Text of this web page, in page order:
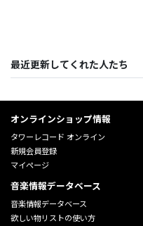
最近更新してくれた人たち
オンラインショップ情報
タワーレコード オンライン
新規会員登録
マイページ
音楽情報データベース
音楽情報データベース
欲しい物リストの使い方